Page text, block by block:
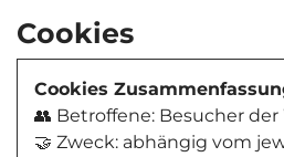
Cookies
Cookies
👥 Betroffene: Besucher
🤝 Zweck: abhängig vom